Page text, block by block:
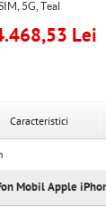
5G, Teal
Lei
Caracteristici
Mobil Apple